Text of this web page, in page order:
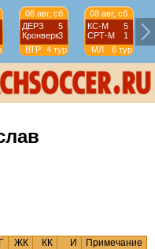
08 авг, сб
ДЕРЗ
5
Кронверк3
ВТР
4 тур
08 авг, сб
КС-М
5
СРТ-М
1
МЛ
6 тур
ЖК КК И
Примечание